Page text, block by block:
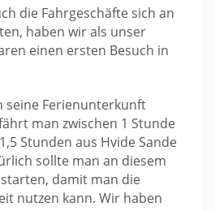
die Fahrgeschäfte sich an
haben wir als unser
einen ersten Besuch in
seine Ferienunterkunft
man zwischen 1 Stunde
Stunden aus Hvide Sande
sollte man an diesem
damit man die
nutzen kann. Wir haben